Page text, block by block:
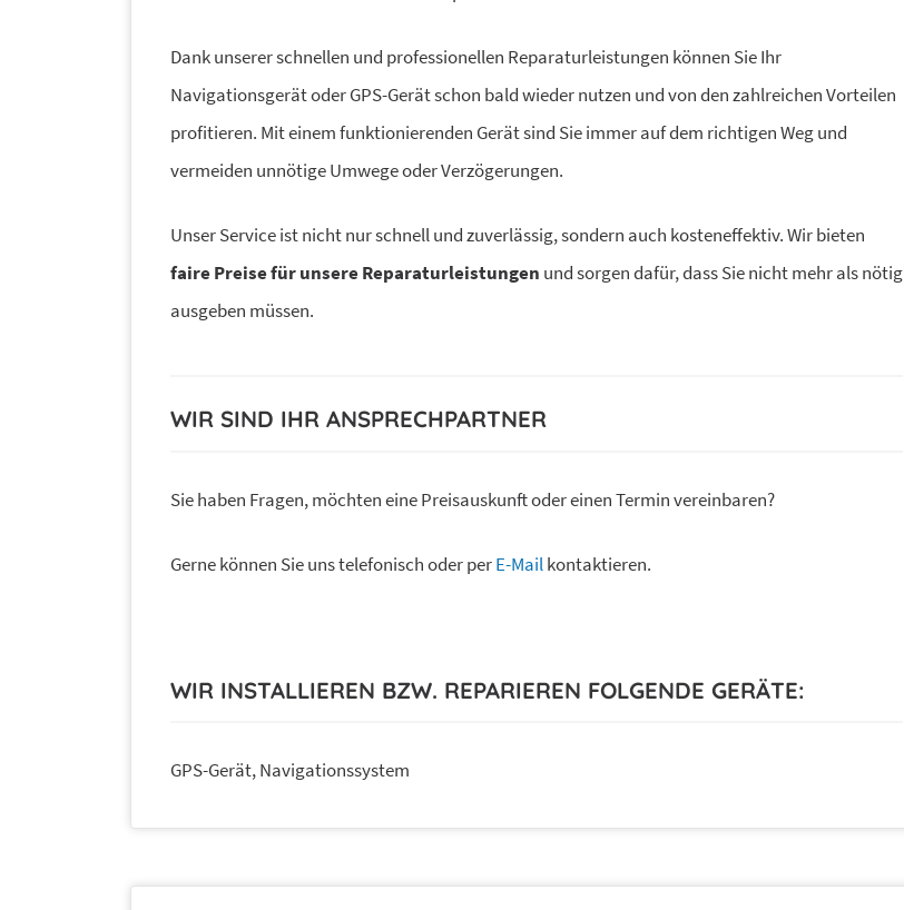
Dank unserer schnellen und professionellen Reparaturleistungen können Sie Ihr
Navigationsgerät oder GPS-Gerät schon bald wieder nutzen und von den zahlreichen Vorteilen
profitieren. Mit einem funktionierenden Gerät sind Sie immer auf dem richtigen Weg und
vermeiden unnötige Umwege oder Verzögerungen.
Unser Service ist nicht nur schnell und zuverlässig, sondern auch kosteneffektiv. Wir bieten
faire Preise für unsere Reparaturleistungen und sorgen dafür, dass Sie nicht mehr als nötig
ausgeben müssen.
WIR SIND IHR ANSPRECHPARTNER
Sie haben Fragen, möchten eine Preisauskunft oder einen Termin vereinbaren?
Gerne können Sie uns telefonisch oder perE-Mailkontaktieren.
WIR INSTALLIEREN BZW. REPARIEREN FOLGENDE GERÄTE:
GPS-Gerät, Navigationssystem